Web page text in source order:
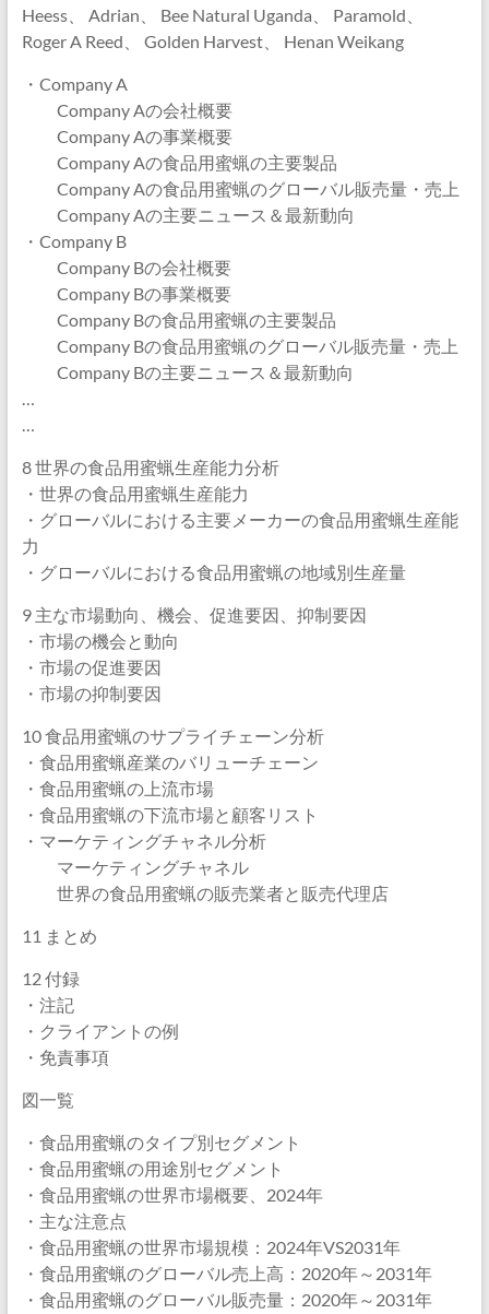
Heess、 Adrian、 Bee Natural Uganda、 Paramold、
Roger A Reed、 Golden Harvest、 Henan Weikang
・Company A
Company Aの会社概要
Company Aの事業概要
Company Aの食品用蜜蝋の主要製品
Company Aの食品用蜜蝋のグローバル販売量・売上
Company Aの主要ニュース＆最新動向
・Company B
Company Bの会社概要
Company Bの事業概要
Company Bの食品用蜜蝋の主要製品
Company Bの食品用蜜蝋のグローバル販売量・売上
Company Bの主要ニュース＆最新動向
…
…
8 世界の食品用蜜蝋生産能力分析
・世界の食品用蜜蝋生産能力
・グローバルにおける主要メーカーの食品用蜜蝋生産能
力
・グローバルにおける食品用蜜蝋の地域別生産量
9 主な市場動向、機会、促進要因、抑制要因
・市場の機会と動向
・市場の促進要因
・市場の抑制要因
10 食品用蜜蝋のサプライチェーン分析
・食品用蜜蝋産業のバリューチェーン
・食品用蜜蝋の上流市場
・食品用蜜蝋の下流市場と顧客リスト
・マーケティングチャネル分析
マーケティングチャネル
世界の食品用蜜蝋の販売業者と販売代理店
11 まとめ
12 付録
・注記
・クライアントの例
・免責事項
図一覧
・食品用蜜蝋のタイプ別セグメント
・食品用蜜蝋の用途別セグメント
・食品用蜜蝋の世界市場概要、2024年
・主な注意点
・食品用蜜蝋の世界市場規模：2024年VS2031年
・食品用蜜蝋のグローバル売上高：2020年～2031年
・食品用蜜蝋のグローバル販売量：2020年～2031年